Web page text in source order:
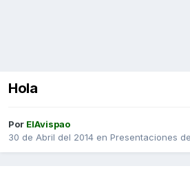
Hola
Por ElAvispao
30 de Abril del 2014 en Presentaciones